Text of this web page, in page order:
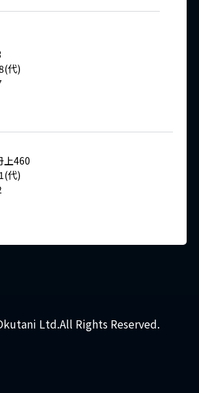
代)
上460
代)
Ltd.All Rights Reserved.